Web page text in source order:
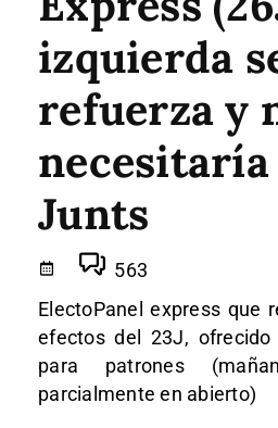
izquierda
refuerza y
necesitaría
Junts
563
ElectoPanel express que
efectos del 23J,
para patrones
parcialmente en abierto)